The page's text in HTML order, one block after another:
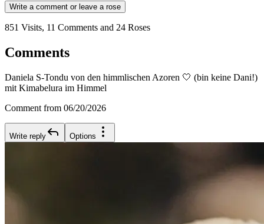
Write a comment or leave a rose
851 Visits, 11 Comments and 24 Roses
Comments
Daniela S-Tondu von den himmlischen Azoren 🤍 (bin keine Dani!)
mit Kimabelura im Himmel
Comment from 06/20/2026
Write reply Options